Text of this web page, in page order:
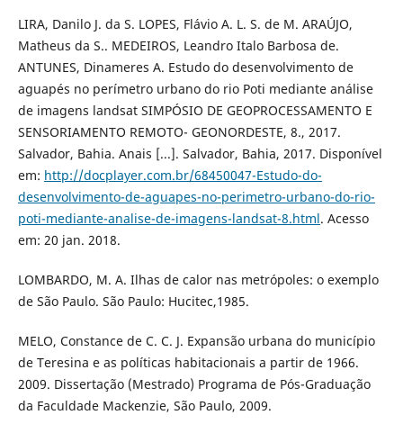
LIRA, Danilo J. da S. LOPES, Flávio A. L. S. de M. ARAÚJO,
Matheus da S.. MEDEIROS, Leandro Italo Barbosa de.
ANTUNES, Dinameres A. Estudo do desenvolvimento de
aguapés no perímetro urbano do rio Poti mediante análise
de imagens landsat SIMPÓSIO DE GEOPROCESSAMENTO E
SENSORIAMENTO REMOTO- GEONORDESTE, 8., 2017.
Salvador, Bahia. Anais [...]. Salvador, Bahia, 2017. Disponível
em: http://docplayer.com.br/68450047-Estudo-do-
desenvolvimento-de-aguapes-no-perimetro-urbano-do-rio-
poti-mediante-analise-de-imagens-landsat-8.html. Acesso
em: 20 jan. 2018.
LOMBARDO, M. A. Ilhas de calor nas metrópoles: o exemplo
de São Paulo. São Paulo: Hucitec,1985.
MELO, Constance de C. C. J. Expansão urbana do município
de Teresina e as políticas habitacionais a partir de 1966.
2009. Dissertação (Mestrado) Programa de Pós-Graduação
da Faculdade Mackenzie, São Paulo, 2009.